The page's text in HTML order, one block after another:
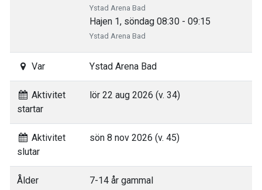
Ystad Arena Bad
Hajen 1, söndag 08:30 - 09:15
Ystad Arena Bad
Var Ystad Arena Bad
Aktivitet
startar
lör 22 aug 2026 (v. 34)
Aktivitet
slutar
sön 8 nov 2026 (v. 45)
Ålder 7-14 år gammal